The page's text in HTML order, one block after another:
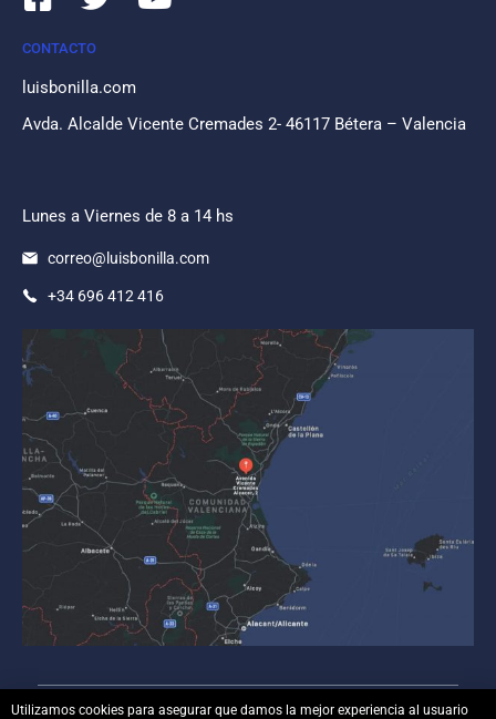
CONTACTO
luisbonilla.com
Avda. Alcalde Vicente Cremades 2- 46117 Bétera – Valencia
Lunes a Viernes de 8 a 14 hs
correo@luisbonilla.com
+34 696 412 416
Utilizamos cookies para asegurar que damos la mejor experiencia al usuario